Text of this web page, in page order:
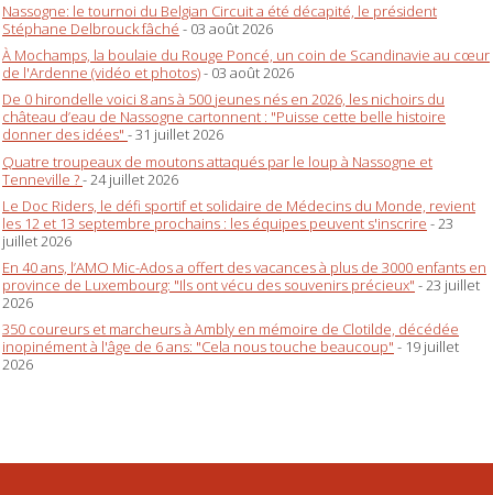
Nassogne: le tournoi du Belgian Circuit a été décapité, le président
Stéphane Delbrouck fâché - 03 août 2026
À Mochamps, la boulaie du Rouge Poncé, un coin de Scandinavie au cœur
de l'Ardenne (vidéo et photos)- 03 août 2026
De 0 hirondelle voici 8 ans à 500 jeunes nés en 2026, les nichoirs du
château d’eau de Nassogne cartonnent : "Puisse cette belle histoire
donner des idées" - 31 juillet 2026
Quatre troupeaux de moutons attaqués par le loup à Nassogne et
Tenneville ?- 24 juillet 2026
Le Doc Riders, le défi sportif et solidaire de Médecins du Monde, revient
les 12 et 13 septembre prochains : les équipes peuvent s'inscrire - 23
juillet 2026
En 40 ans, l’AMO Mic-Ados a offert des vacances à plus de 3000 enfants en
province de Luxembourg: "Ils ont vécu des souvenirs précieux" - 23 juillet
2026
350 coureurs et marcheurs à Ambly en mémoire de Clotilde, décédée
inopinément à l'âge de 6 ans: "Cela nous touche beaucoup" - 19 juillet
2026